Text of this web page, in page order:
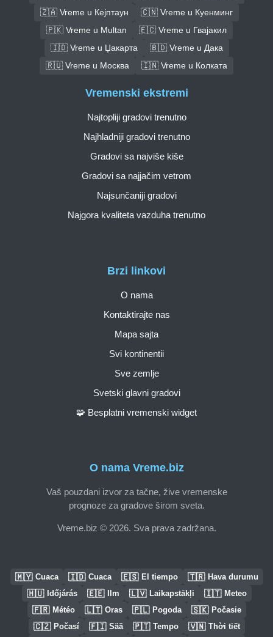
🇿🇦 Vreme u Кејптаун
🇨🇳 Vreme u Куенминг
🇵🇰 Vreme u Multan
🇪🇨 Vreme u Гвајакил
🇮🇩 Vreme u Џакарта
🇧🇩 Vreme u Дака
🇷🇺 Vreme u Москва
🇮🇳 Vreme u Колката
O nama Vreme.biz
Vaš pouzdani izvor za tačne, žive vremenske
prognoze za gradove širom sveta.
Vreme.biz © 2026. Sva prava zadržana.
Brzi linkovi
O nama
Kontaktirajte nas
Mapa sajta
Svi kontinentii
Sve zemlje
Svetski glavni gradovi
🧩 Besplatni vremenski widget
Vremenski ekstremi
Najtopliji gradovi trenutno
Najhladniji gradovi trenutno
Gradovi sa najviše kiše
Gradovi sa najjačim vetrom
Najsunčaniji gradovi
Najgora kvaliteta vazduha trenutno
🇲🇾 Cuaca 🇮🇩 Cuaca 🇪🇸 El tiempo 🇹🇷 Hava durumu
🇭🇺 Időjárás 🇪🇪 Ilm 🇱🇻 Laikapstākļi 🇮🇹 Meteo
🇫🇷 Météo 🇱🇹 Oras 🇵🇱 Pogoda 🇸🇰 Počasie
🇨🇿 Počasí 🇫🇮 Sää 🇵🇹 Tempo 🇻🇳 Thời tiết